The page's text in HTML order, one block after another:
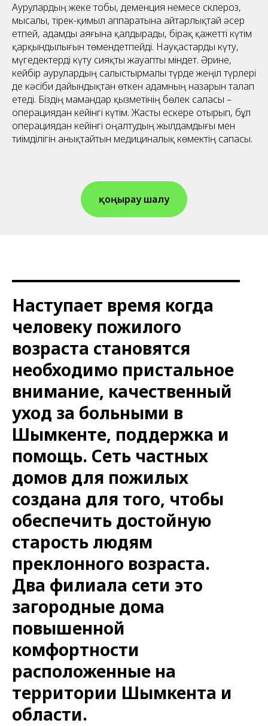
Аурулардың жеке тобы, деменция немесе склероз,
мысалы, тірек-қимыл аппаратына айтарлықтай әсер
етпей, адамды аяғына қалдырады, бірақ қажетті күтім
қарқындылығын төмендетпейді. Науқастарды күту,
мүгедектерді күту сияқты жауапты міндет. Әрине,
кейбір аурулардың салыстырмалы түрде жеңіл түрлері
де кәсіби дайындықтан өткен адамның назарын талап
етеді. Біздің мамандар қызметінің бөлек саласы –
операциядан кейінгі күтім. Жасты ескере отырып, бұл
операциядан кейінгі оңалтудың жылдамдығы мен
тиімділігін анықтайтын медициналық көмектің сапасы.
қоңырау шалу
Наступает время когда
человеку пожилого
возраста становятся
необходимо пристальное
внимание, качественный
уход за больными в
Шымкенте, поддержка и
помощь. Сеть частных
домов для пожилых
создана для того, чтобы
обеспечить достойную
старость людям
преклонного возраста.
Два филиала сети это
загородные дома
повышенной
комфортности
расположенные на
территории Шымкента и
области.